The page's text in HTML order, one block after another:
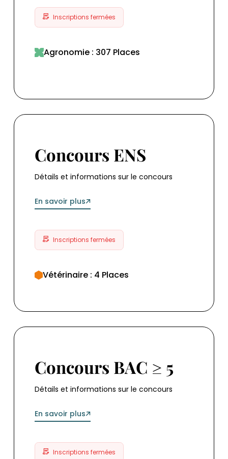
Arrêté du 20 novembre 2025 portant
ouverture des sessions 2026 du concours
Inscriptions fermées
Agronomie : 307 Places
Concours ENS
Concours ENS
Détails et informations sur le concours
En savoir plus
Inscriptions fermées
Vétérinaire : 4 Places
Concours BAC ≥ 5
Concours BAC ≥ 5
Détails et informations sur le concours
En savoir plus
Inscriptions fermées